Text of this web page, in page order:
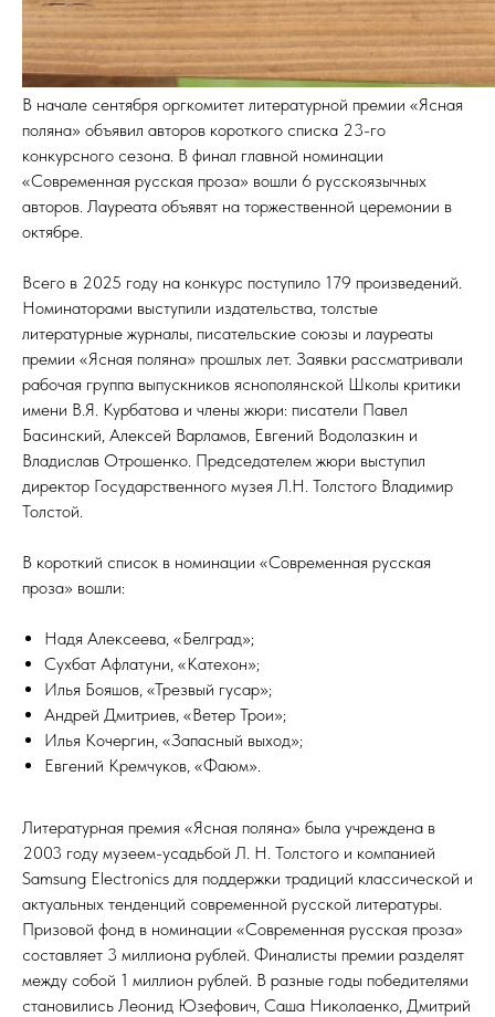
В начале сентября оргкомитет литературной премии «Ясная
поляна» объявил авторов короткого списка 23-го
конкурсного сезона. В финал главной номинации
«Современная русская проза» вошли 6 русскоязычных
авторов. Лауреата объявят на торжественной церемонии в
октябре.
Всего в 2025 году на конкурс поступило 179 произведений.
Номинаторами выступили издательства, толстые
литературные журналы, писательские союзы и лауреаты
премии «Ясная поляна» прошлых лет. Заявки рассматривали
рабочая группа выпускников яснополянской Школы критики
имени В.Я. Курбатова и члены жюри: писатели Павел
Басинский, Алексей Варламов, Евгений Водолазкин и
Владислав Отрошенко. Председателем жюри выступил
директор Государственного музея Л.Н. Толстого Владимир
Толстой.
В короткий список в номинации «Современная русская
проза» вошли:
Надя Алексеева, «Белград»;
Сухбат Афлатуни, «Катехон»;
Илья Бояшов, «Трезвый гусар»;
Андрей Дмитриев, «Ветер Трои»;
Илья Кочергин, «Запасный выход»;
Евгений Кремчуков, «Фаюм».
Литературная премия «Ясная поляна» была учреждена в
2003 году музеем-усадьбой Л. Н. Толстого и компанией
Samsung Electronics для поддержки традиций классической и
актуальных тенденций современной русской литературы.
Призовой фонд в номинации «Современная русская проза»
составляет 3 миллиона рублей. Финалисты премии разделят
между собой 1 миллион рублей. В разные годы победителями
становились Леонид Юзефович, Саша Николаенко, Дмитрий